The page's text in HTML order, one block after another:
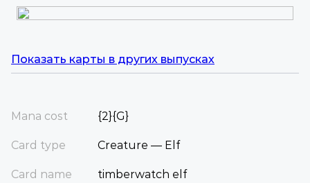
Показать карты в других выпусках
Mana cost {2}{G}
Card type Creature — Elf
Card name timberwatch elf